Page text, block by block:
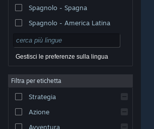
appartengono ai rispettivi proprietari negli Stati Uniti e
legali|
Steam| Rimborsi|
Spagnolo - Spagna
Spagnolo - America Latina
Gestisci le preferenze sulla lingua
Filtra per etichetta
Strategia
Azione
Avventura